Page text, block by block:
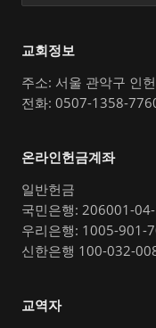
교회정보
주소: 서울 관악구 인
전화: 0507-1358-
온라인헌금계좌
일반헌금
국민은행: 206001-
우리은행: 1005-901-
신한은행 100-032-
교역자